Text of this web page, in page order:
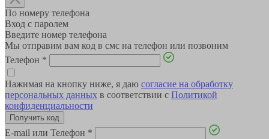
По номеру телефона
Вход с паролем
Введите номер телефона
Мы отправим вам код в смс на телефон или позвоним
Телефон *
Нажимая на кнопку ниже, я даю согласие на обработку
персональных данных в соответствии с Политикой
конфиденциальности
E-mail или Телефон *